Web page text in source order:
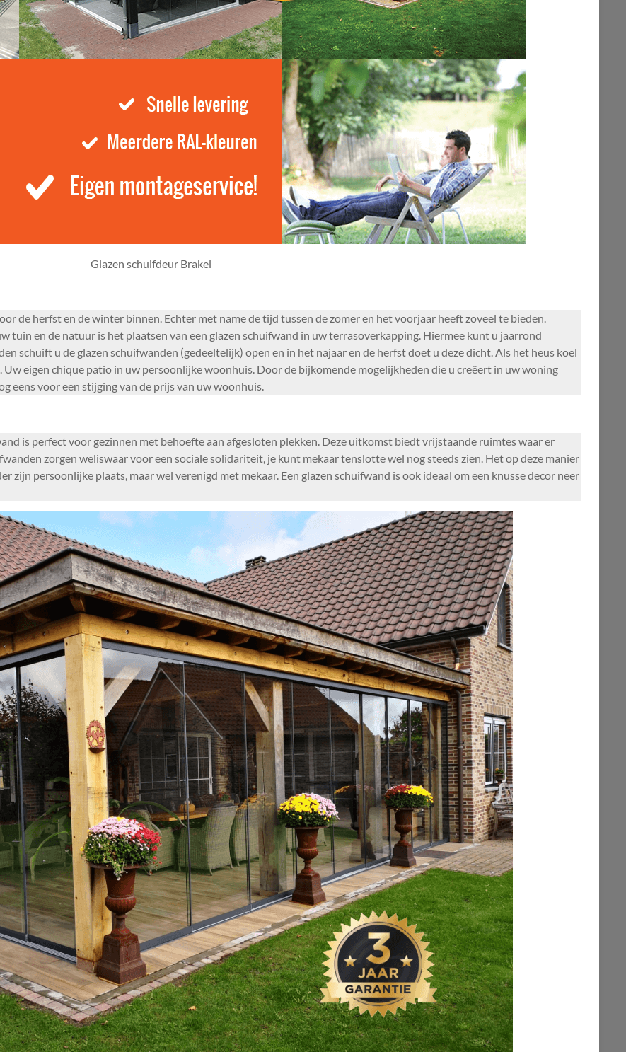
Glazen schuifdeur Brakel
de herfst en de winter binnen. Echter met name de tijd tussen de zomer en het voorjaar heeft zoveel te bieden.
tuin en de natuur is het plaatsen van een glazen schuifwand in uw terrasoverkapping. Hiermee kunt u jaarrond
schuift u de glazen schuifwanden (gedeeltelijk) open en in het najaar en de herfst doet u deze dicht. Als het heus koel
eigen chique patio in uw persoonlijke woonhuis. Door de bijkomende mogelijkheden die u creëert in uw woning
eens voor een stijging van de prijs van uw woonhuis.
is perfect voor gezinnen met behoefte aan afgesloten plekken. Deze uitkomst biedt vrijstaande ruimtes waar er
zorgen weliswaar voor een sociale solidariteit, je kunt mekaar tenslotte wel nog steeds zien. Het op deze manier
zijn persoonlijke plaats, maar wel verenigd met mekaar. Een glazen schuifwand is ook ideaal om een knusse decor neer